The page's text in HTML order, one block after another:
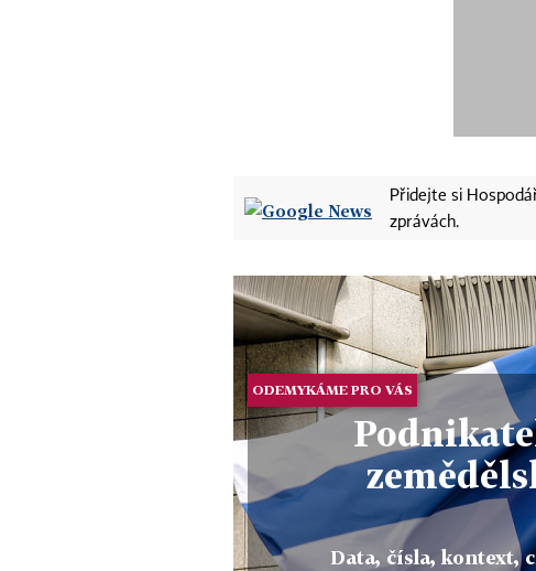
Přidejte si
zprávách.
ODEMYKÁME PRO VÁS
Data, čísla, kontext,